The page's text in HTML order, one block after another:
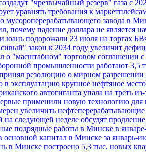
"чрезвычайный резерв" газа с
уравнять требования к
мусороперерабатывающего завода в
почему падение доллара не является
юань подорожали 23 июля на торгах
закон к 2034 году увеличит
о "масштабном" торговом соглашении
промышленности работают 3,5
резолюцию о мирном разрешении
в эксплуатацию крупное нефтяное
автогиганта упала на треть
применили новую технологию для
увеличить
следующей неделе обсудят
подрядные работы в Минске в
основной капитал в Минске за январь-
в Минске построено 5,3 тыс. новых